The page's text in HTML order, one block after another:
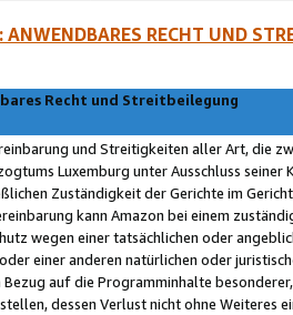
RECHT UND
Recht und Streitbeilegung
und Streitigkeiten aller Art, die
Luxemburg unter Ausschluss
Zuständigkeit der Gerichte im
kann Amazon bei einem
wegen einer tatsächlichen oder
einer anderen natürlichen oder
Bezug auf die Programminhalte
dessen Verlust nicht ohne Weiteres